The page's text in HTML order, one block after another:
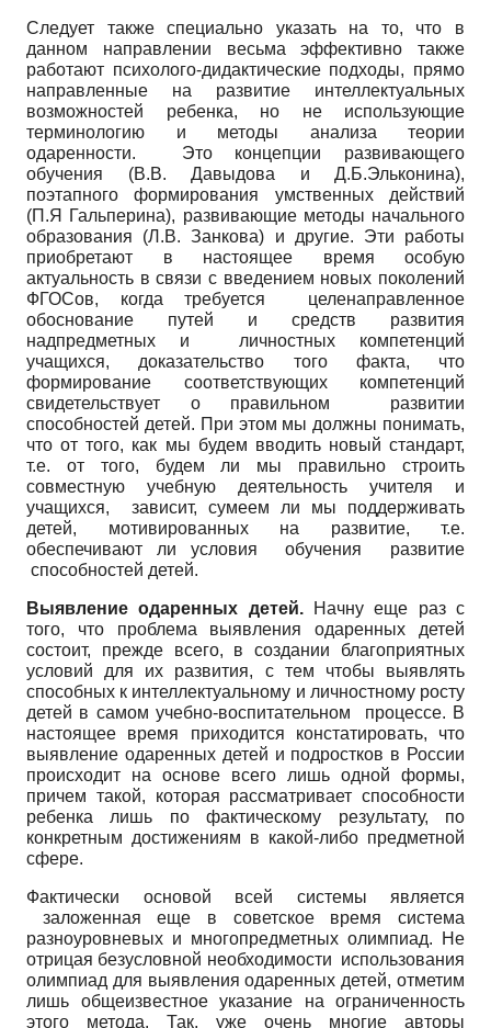
Следует также специально указать на то, что в
данном направлении весьма эффективно также
работают психолого-дидактические подходы, прямо
направленные на развитие интеллектуальных
возможностей ребенка, но не использующие
терминологию и методы анализа теории
одаренности. Это концепции развивающего
обучения (В.В. Давыдова и Д.Б.Эльконина),
поэтапного формирования умственных действий
(П.Я Гальперина), развивающие методы начального
образования (Л.В. Занкова) и другие. Эти работы
приобретают в настоящее время особую
актуальность в связи с введением новых поколений
ФГОСов, когда требуется целенаправленное
обоснование путей и средств развития
надпредметных и личностных компетенций
учащихся, доказательство того факта, что
формирование соответствующих компетенций
свидетельствует о правильном развитии
способностей детей. При этом мы должны понимать,
что от того, как мы будем вводить новый стандарт,
т.е. от того, будем ли мы правильно строить
совместную учебную деятельность учителя и
учащихся, зависит, сумеем ли мы поддерживать
детей, мотивированных на развитие, т.е.
обеспечивают ли условия обучения развитие
способностей детей.
Выявление одаренных детей.Начну еще раз с
того, что проблема выявления одаренных детей
состоит, прежде всего, в создании благоприятных
условий для их развития, с тем чтобы выявлять
способных к интеллектуальному и личностному росту
детей в самом учебно-воспитательном процессе. В
настоящее время приходится констатировать, что
выявление одаренных детей и подростков в России
происходит на основе всего лишь одной формы,
причем такой, которая рассматривает способности
ребенка лишь по фактическому результату, по
конкретным достижениям в какой-либо предметной
сфере.
Фактически основой всей системы является
заложенная еще в советское время система
разноуровневых и многопредметных олимпиад. Не
отрицая безусловной необходимости использования
олимпиад для выявления одаренных детей, отметим
лишь общеизвестное указание на ограниченность
этого метода. Так, уже очень многие авторы